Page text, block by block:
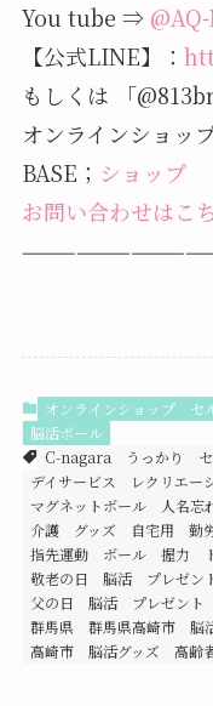
You tube ⇒
【公式LINE】：
もしくは 「
オンラインショッ
BASE； ショップ
お問い合わせはこち
オンラインショップ セ
脳活ボール
C-nagara
うっかり
デイサービス レクリエー
マグネットボール
人名忘
介護 グッズ 自宅用
勤
指先運動 ボール
握力
敬老の日 脳活 プレゼン
父の日 脳活 プレゼント
群馬県
群馬県高崎市 脳
高崎市 脳活グッズ
高齢